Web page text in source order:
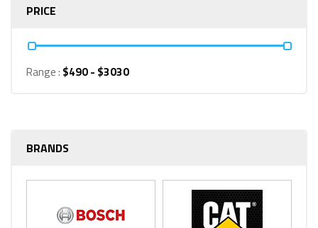
PRICE
Range : $490 - $3030
BRANDS